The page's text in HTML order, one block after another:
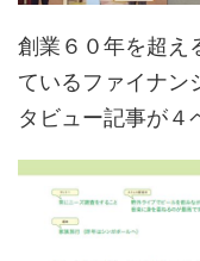
創業６０年を超え
ているファイナン
タビュー記事が４